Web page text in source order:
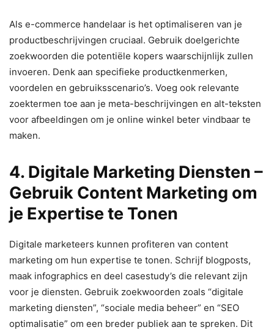
Als e-commerce handelaar is het optimaliseren van je
productbeschrijvingen cruciaal. Gebruik doelgerichte
zoekwoorden die potentiële kopers waarschijnlijk zullen
invoeren. Denk aan specifieke productkenmerken,
voordelen en gebruiksscenario’s. Voeg ook relevante
zoektermen toe aan je meta-beschrijvingen en alt-teksten
voor afbeeldingen om je online winkel beter vindbaar te
maken.
4. Digitale Marketing Diensten –
Gebruik Content Marketing om
je Expertise te Tonen
Digitale marketeers kunnen profiteren van content
marketing om hun expertise te tonen. Schrijf blogposts,
maak infographics en deel casestudy’s die relevant zijn
voor je diensten. Gebruik zoekwoorden zoals “digitale
marketing diensten”, “sociale media beheer” en “SEO
optimalisatie” om een breder publiek aan te spreken. Dit